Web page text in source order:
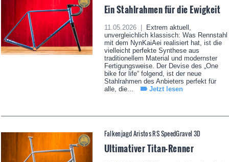
Ein Stahlrahmen für die Ewigkeit
11.05.2026 |
Extrem aktuell,
unvergleichlich klassisch: Was Rennstahl
mit dem NynKaiAei realisiert hat, ist die
vielleicht perfekte Synthese aus
traditionellem Material und modernster
Fertigungsweise. Der Devise des „One
bike for life“ folgend, ist der neue
Stahlrahmen des Anbieters perfekt für
alle, die...
Jetzt lesen
Falkenjagd Aristos RS SpeedGravel 3D
Ultimativer Titan-Renner